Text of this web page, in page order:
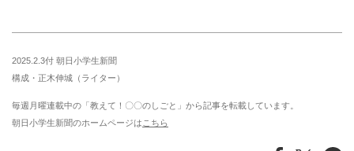
2025.2.3付 朝日小学生新聞
構成・正木伸城（ライター）
毎週月曜連載中の「教えて！〇〇のしごと」から記事を転載しています。
朝日小学生新聞のホームページは こちら